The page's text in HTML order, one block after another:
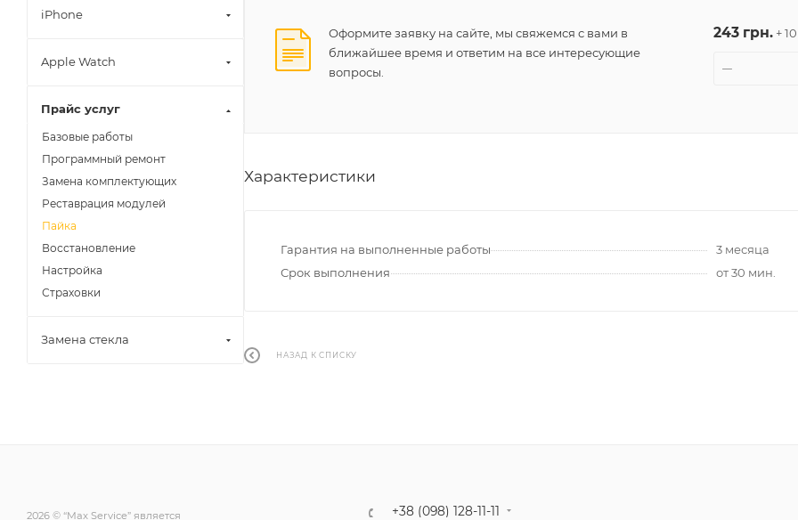
Оформите заявку на сайте, мы свяжемся с вами в
ближайшее время и ответим на все интересующие
вопросы.
243 грн. +
Характеристики
Гарантия на выполненные работы
3 месяца
Срок выполнения
от 30 мин.
НАЗАД К СПИСКУ
iPhone
Apple Watch
Прайс услуг
Базовые работы
Программный ремонт
Замена комплектующих
Реставрация модулей
Пайка
Восстановление
Настройка
Страховки
Замена стекла
2026 © “Max Service” является +38 (098) 128-11-11